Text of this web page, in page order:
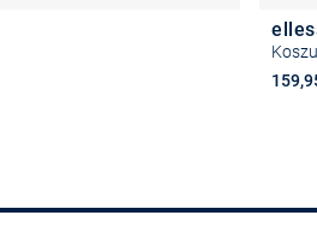
rozmiar